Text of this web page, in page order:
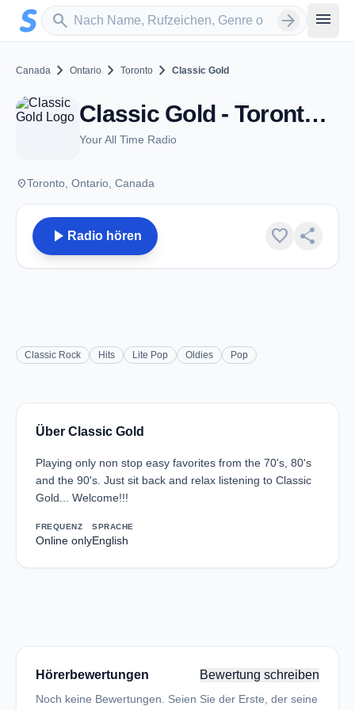
Zum Hauptinhalt springen
search
Sender suchen arrow_forward menu
Canada chevron_right Ontario chevron_right Toronto chevron_right Classic Gold
Classic Gold - Toronto, ON
Your All Time Radio
placeToronto, Ontario, Canada
play_arrow Radio hören favorite share
Classic Rock Hits Lite Pop Oldies Pop
Über Classic Gold
Playing only non stop easy favorites from the 70's, 80's
and the 90's. Just sit back and relax listening to Classic
Gold... Welcome!!!
FREQUENZ
Online only
SPRACHE
English
Hörerbewertungen Bewertung schreiben
Noch keine Bewertungen. Seien Sie der Erste, der seine